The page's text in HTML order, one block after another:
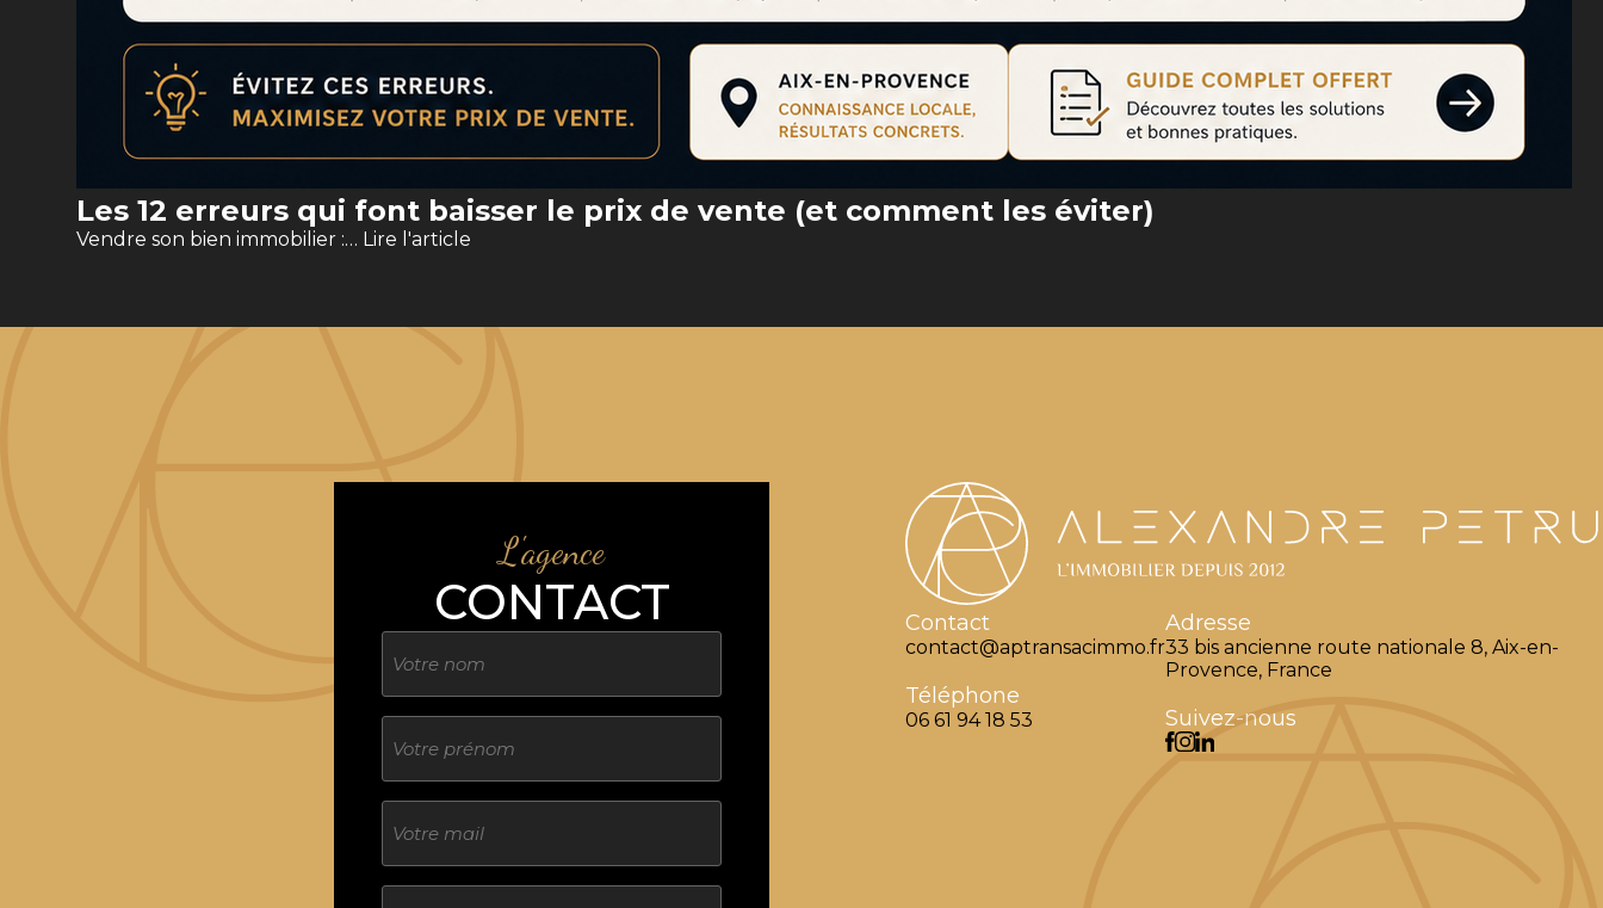
Les 12 erreurs qui font baisser le prix de vente (et comment les éviter)
Vendre son bien immobilier :… Lire l'article
Contact
contact@aptransacimmo.fr
Téléphone
06 61 94 18 53
Adresse
33 bis ancienne route nationale 8, Aix-en-
Provence, France
Suivez-nous
L'agence
CONTACT
Nom
Sans
titre
E-
mail
Téléphone